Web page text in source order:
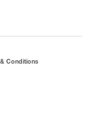
Conditions